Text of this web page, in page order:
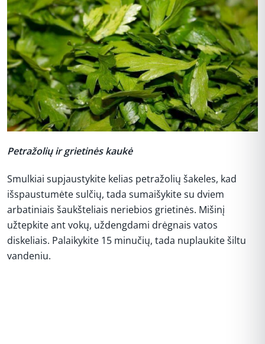
Petražolių ir grietinės kaukė
Smulkiai supjaustykite kelias petražolių šakeles, kad
išspaustumėte sulčių, tada sumaišykite su dviem
arbatiniais šaukšteliais neriebios grietinės. Mišinį
užtepkite ant vokų, uždengdami drėgnais vatos
diskeliais. Palaikykite 15 minučių, tada nuplaukite šiltu
vandeniu.